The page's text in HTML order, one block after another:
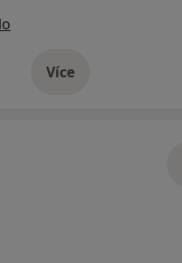
Víceo adrese